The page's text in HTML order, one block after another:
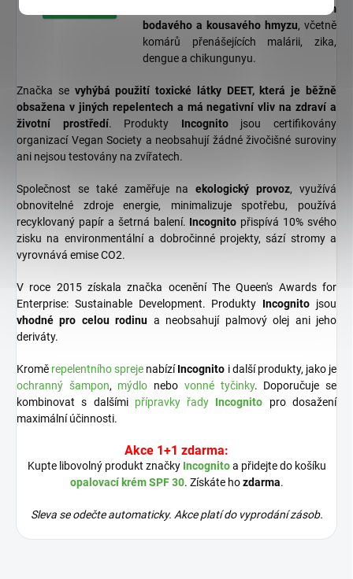
100% účinné proti 3 500 druhům
bodavého a kousavého hmyzu, včetně
komárů přenášejících malárii, zika,
dengue a chikungunyu.
Značka se vyhýbá použití toxické látky DEET, která je běžně
obsažena v jiných repelentech a má negativní vliv na zdraví a
životní prostředí. Produkty Incognitojsou certifikovány
organizací Vegan Society a neobsahují žádné živočišné suroviny
ani nejsou testovány na zvířatech.
Společnost se také zaměřuje naekologický provoz, využívá
obnovitelné zdroje energie, minimalizuje spotřebu, používá
recyklovaný papír a šetrná balení. Incognito přispívá 10% svého
zisku na environmentální a dobročinné projekty, sází stromy a
vyrovnává emise CO2.
V roce 2015 získala značka ocenění The Queen's Awards for
Enterprise: Sustainable Development. Produkty Incognito jsou
vhodné pro celou rodinu a neobsahují palmový olej ani jeho
deriváty.
Kromě repelentního spreje nabízíIncognito i další produkty, jako je
ochranný šampon, mýdlo nebo vonné tyčinky. Doporučuje se
kombinovat s dalšími přípravky řady Incognito pro dosažení
maximální účinnosti.
Akce 1+1 zdarma:
Kupte libovolný produkt značky Incognitoa přidejte do košíku
opalovací krém SPF 30. Získáte hozdarma.
Sleva se odečte automaticky. Akce platí do vyprodání zásob.